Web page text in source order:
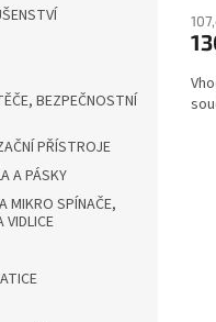
BEZPEČNOSTNÍ
PŘÍSTROJE
A PÁSKY
MIKRO SPÍNAČE,
VIDLICE